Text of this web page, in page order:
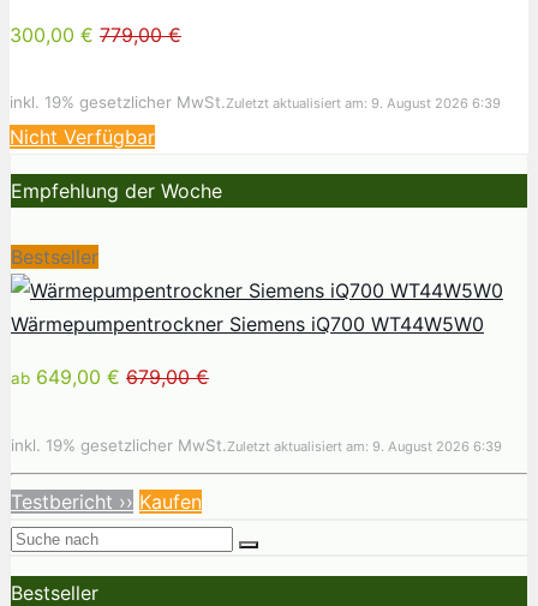
300,00 € 779,00 €
inkl. 19% gesetzlicher MwSt.Zuletzt aktualisiert am: 9. August 2026 6:39
Nicht Verfügbar
Empfehlung der Woche
Bestseller
Wärmepumpentrockner Siemens iQ700 WT44W5W0
ab 649,00 € 679,00 €
inkl. 19% gesetzlicher MwSt.Zuletzt aktualisiert am: 9. August 2026 6:39
Testbericht ›› Kaufen
Bestseller